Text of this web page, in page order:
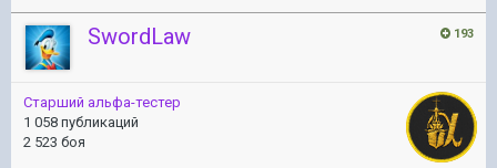
193
SwordLaw
Старший альфа-тестер
1 058 публикаций
2 523 боя